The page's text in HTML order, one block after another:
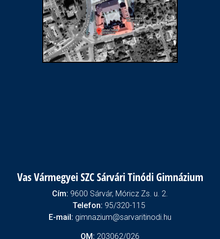
Vas Vármegyei SZC Sárvári Tinódi Gimnázium
Cím: 9600 Sárvár, Móricz Zs. u. 2.
Telefon: 95/320-115
E-mail: gimnazium@sarvaritinodi.hu
OM: 203062/026